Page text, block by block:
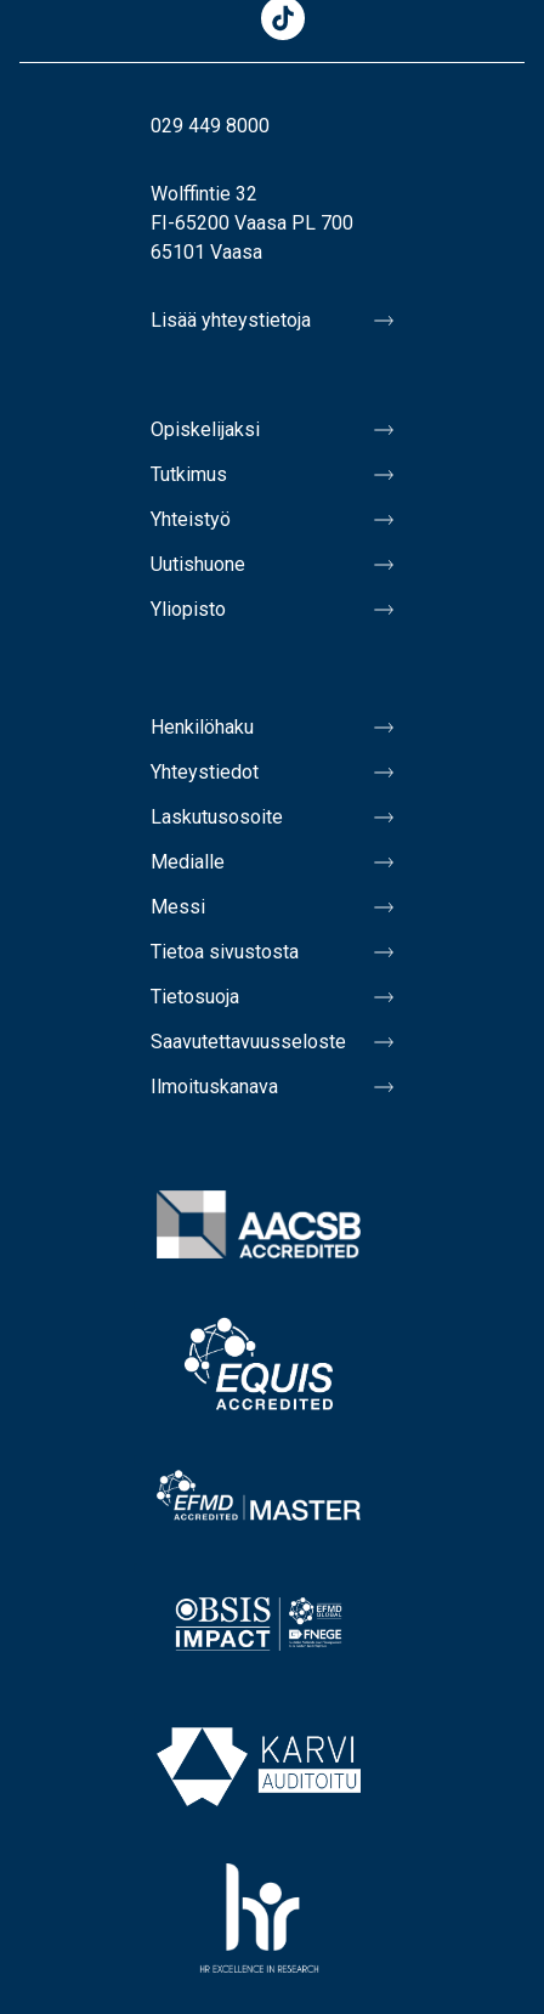
029 449 8000
Wolffintie 32
FI-65200 Vaasa PL 700
65101 Vaasa
Lisää yhteystietoja
Opiskelijaksi
Tutkimus
Yhteistyö
Uutishuone
Yliopisto
Henkilöhaku
Yhteystiedot
Laskutusosoite
Medialle
Messi
Tietoa sivustosta
Tietosuoja
Saavutettavuusseloste
Ilmoituskanava
Image
Image
Image
Image
Image
Image